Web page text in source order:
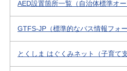
AED設置箇所一覧（自治体標準オー
GTFS-JP（標準的なバス情報フォー
とくしま はぐくみネット（子育て支